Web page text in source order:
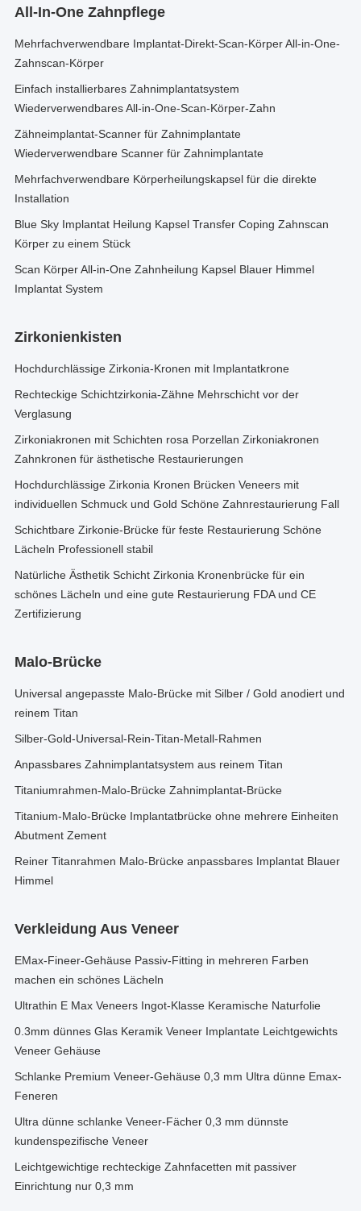
All-In-One Zahnpflege
Mehrfachverwendbare Implantat-Direkt-Scan-Körper All-in-One-
Zahnscan-Körper
Einfach installierbares Zahnimplantatsystem
Wiederverwendbares All-in-One-Scan-Körper-Zahn
Zähneimplantat-Scanner für Zahnimplantate
Wiederverwendbare Scanner für Zahnimplantate
Mehrfachverwendbare Körperheilungskapsel für die direkte
Installation
Blue Sky Implantat Heilung Kapsel Transfer Coping Zahnscan
Körper zu einem Stück
Scan Körper All-in-One Zahnheilung Kapsel Blauer Himmel
Implantat System
Zirkonienkisten
Hochdurchlässige Zirkonia-Kronen mit Implantatkrone
Rechteckige Schichtzirkonia-Zähne Mehrschicht vor der
Verglasung
Zirkoniakronen mit Schichten rosa Porzellan Zirkoniakronen
Zahnkronen für ästhetische Restaurierungen
Hochdurchlässige Zirkonia Kronen Brücken Veneers mit
individuellen Schmuck und Gold Schöne Zahnrestaurierung Fall
Schichtbare Zirkonie-Brücke für feste Restaurierung Schöne
Lächeln Professionell stabil
Natürliche Ästhetik Schicht Zirkonia Kronenbrücke für ein
schönes Lächeln und eine gute Restaurierung FDA und CE
Zertifizierung
Malo-Brücke
Universal angepasste Malo-Brücke mit Silber / Gold anodiert und
reinem Titan
Silber-Gold-Universal-Rein-Titan-Metall-Rahmen
Anpassbares Zahnimplantatsystem aus reinem Titan
Titaniumrahmen-Malo-Brücke Zahnimplantat-Brücke
Titanium-Malo-Brücke Implantatbrücke ohne mehrere Einheiten
Abutment Zement
Reiner Titanrahmen Malo-Brücke anpassbares Implantat Blauer
Himmel
Verkleidung Aus Veneer
EMax-Fineer-Gehäuse Passiv-Fitting in mehreren Farben
machen ein schönes Lächeln
Ultrathin E Max Veneers Ingot-Klasse Keramische Naturfolie
0.3mm dünnes Glas Keramik Veneer Implantate Leichtgewichts
Veneer Gehäuse
Schlanke Premium Veneer-Gehäuse 0,3 mm Ultra dünne Emax-
Feneren
Ultra dünne schlanke Veneer-Fächer 0,3 mm dünnste
kundenspezifische Veneer
Leichtgewichtige rechteckige Zahnfacetten mit passiver
Einrichtung nur 0,3 mm